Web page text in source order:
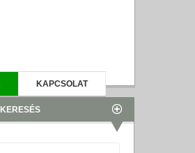
KAPCSOLAT
KERESÉS